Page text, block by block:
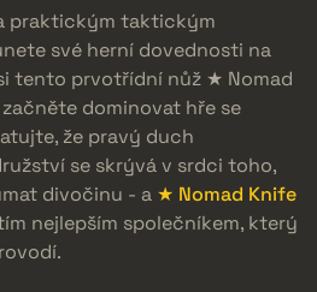
praktickým taktickým
své herní dovednosti na
tento prvotřídní nůž ★ Nomad
dominovat hře se
že pravý duch
se skrývá v srdci toho,
divočinu - a ★ Nomad Knife
nejlepším společníkem, který